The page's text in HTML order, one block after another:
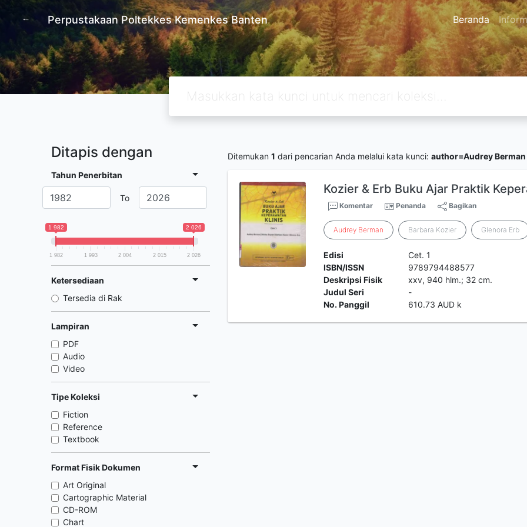
Perpustakaan Poltekkes Kemenkes Banten Beranda
Ditapis dengan
Tahun Penerbitan
To
1 982 2 026
1 982 1 993 2 004 2 015 2 026
Ketersediaan
Tersedia di Rak
Lampiran
PDF
Audio
Video
Tipe Koleksi
Fiction
Reference
Textbook
Format Fisik Dokumen
Art Original
Cartographic Material
CD-ROM
Chart
Ditemukan 1 dari pencarian Anda melalui kata kunci: author=Audrey Berman
Kozier & Erb Buku Ajar Praktik
Komentar Penanda Bagikan
Audrey Berman Barbara Kozier Glenora Erb
Edisi
Cet. 1
ISBN/ISSN
9789794488577
Deskripsi Fisik
xxv, 940 hlm.; 32 cm.
Judul Seri
-
No. Panggil
610.73 AUD k